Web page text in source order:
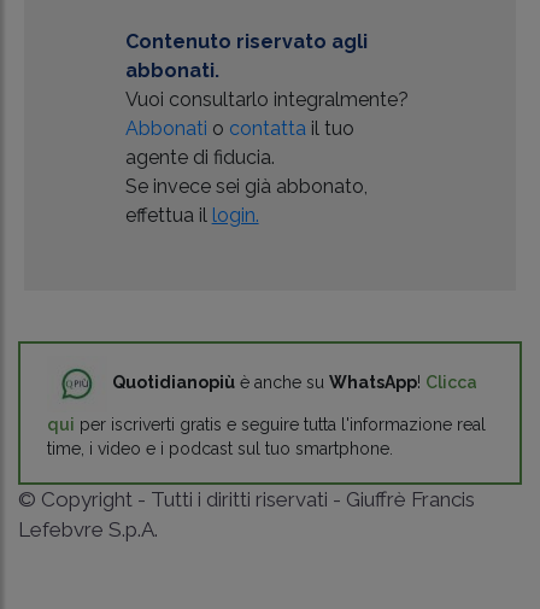
Contenuto riservato agli
abbonati.
Vuoi consultarlo integralmente?
Abbonati o contattail tuo
agente di fiducia.
Se invece sei già abbonato,
effettua il login.
Quotidianopiù è anche su WhatsApp! Clicca
qui per iscriverti gratis e seguire tutta l'informazione real
time, i video e i podcast sul tuo smartphone.
© Copyright - Tutti i diritti riservati - Giuffrè Francis
Lefebvre S.p.A.